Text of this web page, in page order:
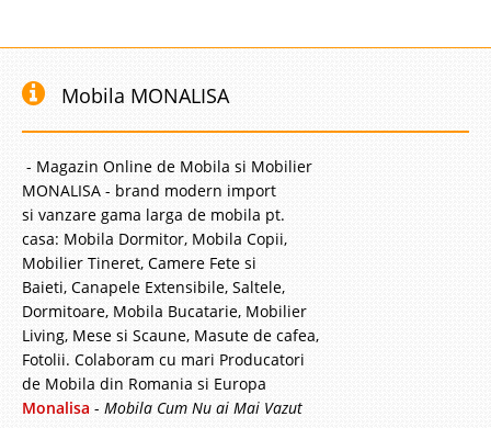
Mobila MONALISA
- Magazin Online de Mobila si Mobilier
MONALISA - brand modern import
si vanzare gama larga de mobila pt.
casa: Mobila Dormitor, Mobila Copii,
Mobilier Tineret, Camere Fete si
Baieti, Canapele Extensibile, Saltele,
Dormitoare, Mobila Bucatarie, Mobilier
Living, Mese si Scaune, Masute de cafea,
Fotolii. Colaboram cu mari Producatori
de Mobila din Romania si Europa
Monalisa - Mobila Cum Nu ai Mai Vazut